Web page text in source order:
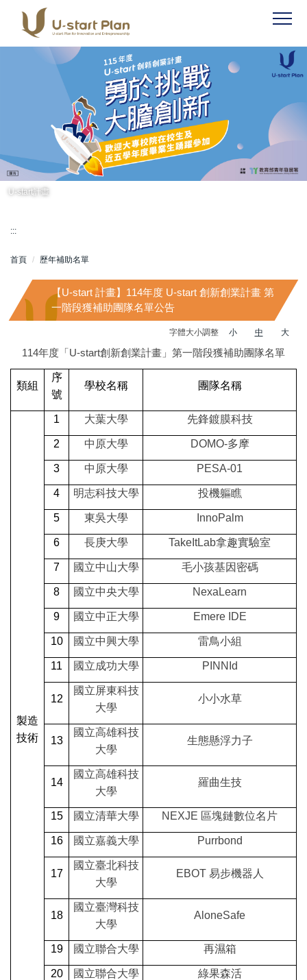
U-start計畫
:::
首頁 歷年補助名單
【U-start 計畫】114年度 U-start 創新創業計畫 第
一階段獲補助團隊名單公告
字體大小調整 小 中 大
114年度「U-start創新創業計畫」第一階段獲補助團隊名單
類組
序
號
學校名稱 團隊名稱
製造
技術
1 大葉大學 先鋒鍍膜科技
2 中原大學 DOMO-多摩
3 中原大學 PESA-01
4 明志科技大學 投機軀瞧
5 東吳大學 InnoPalm
6 長庚大學 TakeItLab拿趣實驗室
7 國立中山大學 毛小孩基因密碼
8 國立中央大學 NexaLearn
9 國立中正大學 Emere IDE
10 國立中興大學 雷鳥小組
11 國立成功大學 PINNId
12
國立屏東科技
大學
小小水草
13
國立高雄科技
大學
生態懸浮力子
14
國立高雄科技
大學
羅曲生技
15 國立清華大學 NEXJE 區塊鏈數位名片
16 國立嘉義大學 Purrbond
17
國立臺北科技
大學
EBOT 易步機器人
18
國立臺灣科技
大學
AloneSafe
19 國立聯合大學 再濕箱
20 國立聯合大學 綠果森活